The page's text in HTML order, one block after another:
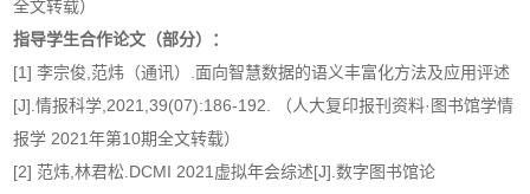
全文转载）
指导学生合作论文（部分）：
[1] 李宗俊,范炜（通讯）.面向智慧数据的语义丰富化方法及应用评述
[J].情报科学,2021,39(07):186-192. （人大复印报刊资料·图书馆学情
报学 2021年第10期全文转载）
[2] 范炜,林君松.DCMI 2021虚拟年会综述[J].数字图书馆论